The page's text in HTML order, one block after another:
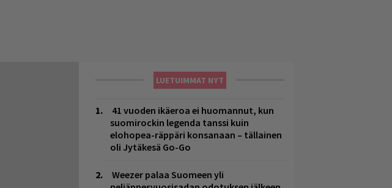
LUETUIMMAT NYT
41 vuoden ikäeroa ei huomannut, kun
suomirockin legenda tanssi kuin
elohopea-räppäri konsanaan – tällainen
oli Jytäkesä Go-Go
Weezer palaa Suomeen yli